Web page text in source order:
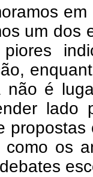
um dos
não é
lado
como os